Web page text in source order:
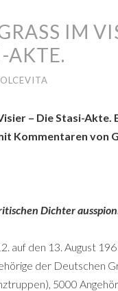
IM
AKTE.
– Die Stasi-Akte.
Kommentaren von
Dichter
auf den 13. August
der Deutschen
5000